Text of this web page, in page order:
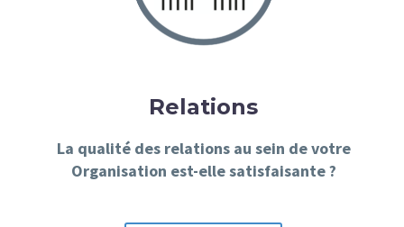
Relations
La qualité des relations au sein de votre
Organisation est-elle satisfaisante ?